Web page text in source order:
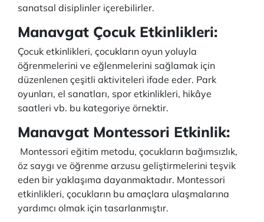
sanatsal disiplinler içerebilirler.
Manavgat Çocuk Etkinlikleri:
Çocuk etkinlikleri, çocukların oyun yoluyla
öğrenmelerini ve eğlenmelerini sağlamak için
düzenlenen çeşitli aktiviteleri ifade eder. Park
oyunları, el sanatları, spor etkinlikleri, hikâye
saatleri vb. bu kategoriye örnektir.
Manavgat Montessori Etkinlik:
Montessori eğitim metodu, çocukların bağımsızlık,
öz saygı ve öğrenme arzusu geliştirmelerini teşvik
eden bir yaklaşıma dayanmaktadır. Montessori
etkinlikleri, çocukların bu amaçlara ulaşmalarına
yardımcı olmak için tasarlanmıştır.